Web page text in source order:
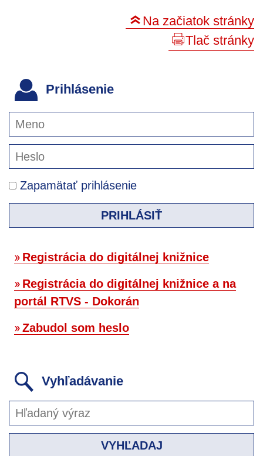
Na začiatok stránky
Tlač stránky
Prihlásenie
Zapamätať prihlásenie
PRIHLÁSIŤ
Registrácia do digitálnej knižnice
Registrácia do digitálnej knižnice a na
portál RTVS - Dokorán
Zabudol som heslo
Vyhľadávanie
VYHĽADAJ